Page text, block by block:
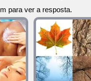
para ver a resposta.